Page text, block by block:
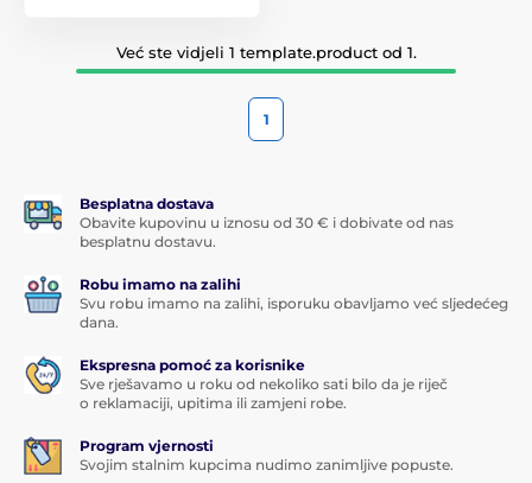
Već ste vidjeli 1 template.product od 1.
1
Besplatna dostava
Obavite kupovinu u iznosu od 30 € i dobivate od nas
besplatnu dostavu.
Robu imamo na zalihi
Svu robu imamo na zalihi, isporuku obavljamo već sljedećeg
dana.
Ekspresna pomoć za korisnike
Sve rješavamo u roku od nekoliko sati bilo da je riječ
o reklamaciji, upitima ili zamjeni robe.
Program vjernosti
Svojim stalnim kupcima nudimo zanimljive popuste.